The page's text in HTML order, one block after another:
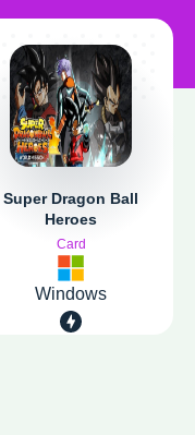
Super Dragon Ball
Heroes
Card
Windows